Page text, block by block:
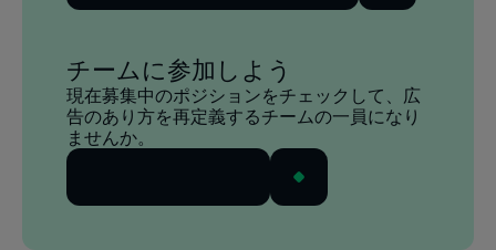
チームに参加しよう
現在募集中のポジションをチェックして、広
告のあり方を再定義するチームの一員になり
ませんか。